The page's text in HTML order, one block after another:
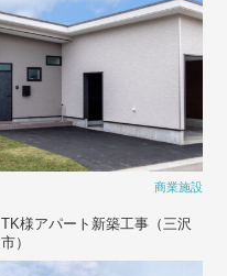
商業施設
TK様アパート新築工事（三沢
市）